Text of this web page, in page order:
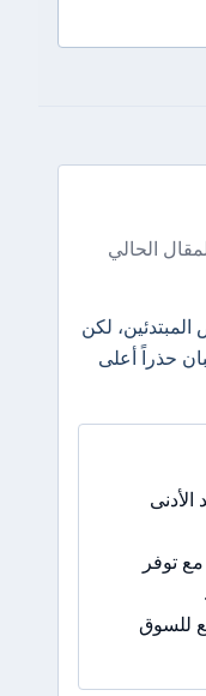
الحالي
لكن
حذراً أعلى
توفر
للسوق